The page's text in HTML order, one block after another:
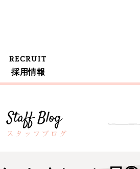
採用情報
RECRUIT